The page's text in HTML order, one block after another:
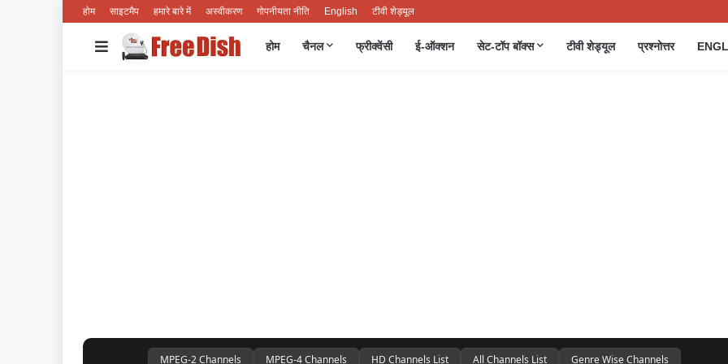
होम साइटमैप हमारे बारे में अस्वीकरण गोपनीयता नीति English टीवी शेड्यूल
होम चैनल फ्रीक्वेंसी ई-ऑक्शन सेट-टॉप बॉक्स टीवी शेड्यूल प्रश्नोत्तर
MPEG-2 Channels MPEG-4 Channels HD Channels List All Channels List Genre Wise Channels